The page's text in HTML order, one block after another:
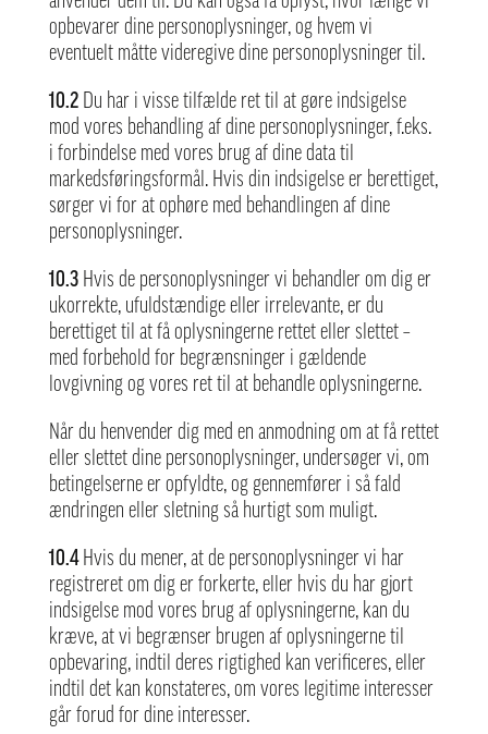
opbevarer dine personoplysninger, og hvem vi
eventuelt måtte videregive dine personoplysninger til.
10.2 Du har i visse tilfælde ret til at gøre indsigelse
mod vores behandling af dine personoplysninger, f.eks.
i forbindelse med vores brug af dine data til
markedsføringsformål. Hvis din indsigelse er berettiget,
sørger vi for at ophøre med behandlingen af dine
personoplysninger.
10.3 Hvis de personoplysninger vi behandler om dig er
ukorrekte, ufuldstændige eller irrelevante, er du
berettiget til at få oplysningerne rettet eller slettet –
med forbehold for begrænsninger i gældende
lovgivning og vores ret til at behandle oplysningerne.
Når du henvender dig med en anmodning om at få rettet
eller slettet dine personoplysninger, undersøger vi, om
betingelserne er opfyldte, og gennemfører i så fald
ændringen eller sletning så hurtigt som muligt.
10.4 Hvis du mener, at de personoplysninger vi har
registreret om dig er forkerte, eller hvis du har gjort
indsigelse mod vores brug af oplysningerne, kan du
kræve, at vi begrænser brugen af oplysningerne til
opbevaring, indtil deres rigtighed kan verificeres, eller
indtil det kan konstateres, om vores legitime interesser
går forud for dine interesser.